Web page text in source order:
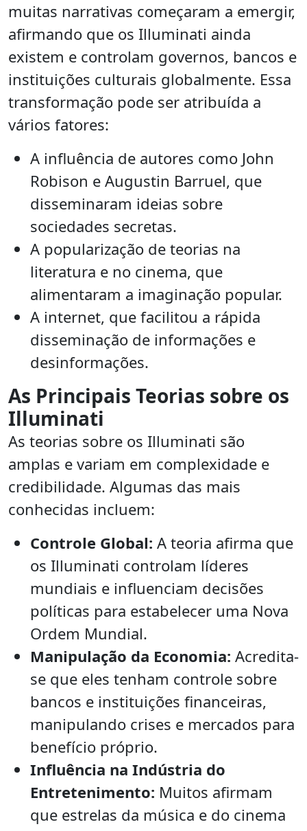
muitas narrativas começaram a emergir,
afirmando que os Illuminati ainda
existem e controlam governos, bancos e
instituições culturais globalmente. Essa
transformação pode ser atribuída a
vários fatores:
A influência de autores como John
Robison e Augustin Barruel, que
disseminaram ideias sobre
sociedades secretas.
A popularização de teorias na
literatura e no cinema, que
alimentaram a imaginação popular.
A internet, que facilitou a rápida
disseminação de informações e
desinformações.
As Principais Teorias sobre os
Illuminati
As teorias sobre os Illuminati são
amplas e variam em complexidade e
credibilidade. Algumas das mais
conhecidas incluem:
Controle Global: A teoria afirma que
os Illuminati controlam líderes
mundiais e influenciam decisões
políticas para estabelecer uma Nova
Ordem Mundial.
Manipulação da Economia: Acredita-
se que eles tenham controle sobre
bancos e instituições financeiras,
manipulando crises e mercados para
benefício próprio.
Influência na Indústria do
Entretenimento: Muitos afirmam
que estrelas da música e do cinema